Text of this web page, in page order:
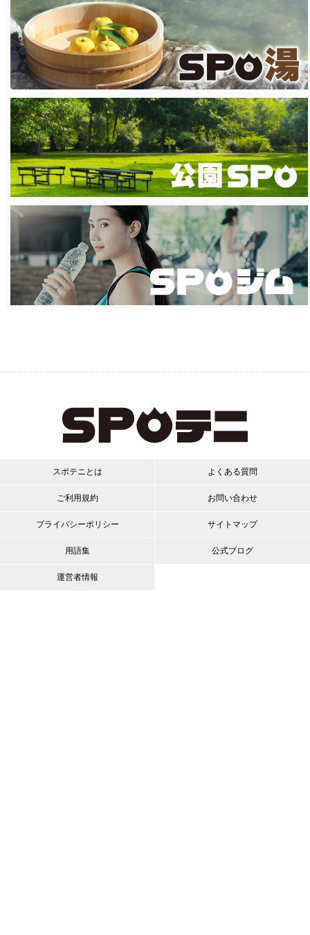
スポテニとは
ご利用規約
プライバシーポリシー
用語集
運営者情報
よくある質問
お問い合わせ
サイトマップ
公式ブログ